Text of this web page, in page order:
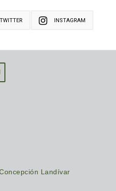
TWITTER INSTAGRAM
Landívar